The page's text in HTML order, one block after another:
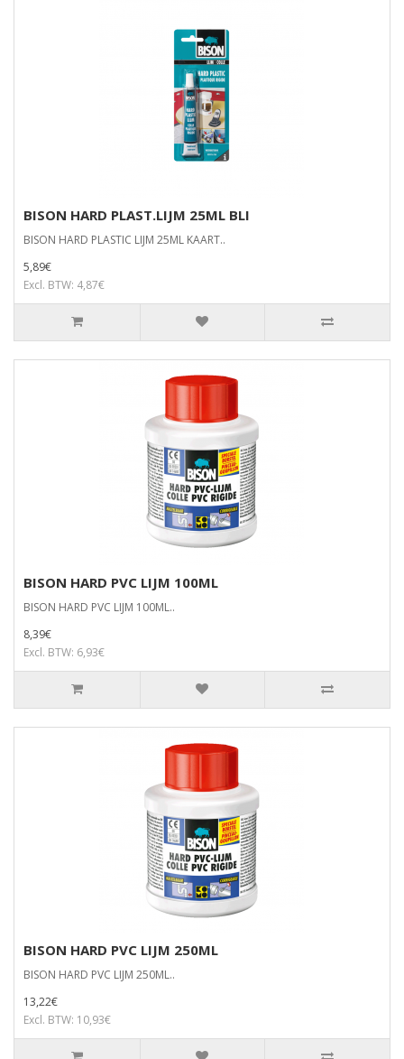
BISON HARD PLAST.LIJM 25ML BLI
BISON HARD PLASTIC LIJM 25ML KAART..
5,89€
Excl. BTW: 4,87€
BISON HARD PVC LIJM 100ML
BISON HARD PVC LIJM 100ML..
8,39€
Excl. BTW: 6,93€
BISON HARD PVC LIJM 250ML
BISON HARD PVC LIJM 250ML..
13,22€
Excl. BTW: 10,93€